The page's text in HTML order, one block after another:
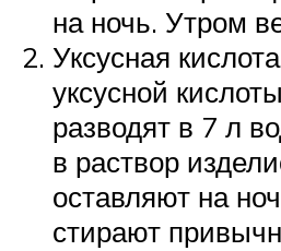
на ночь. Утром
Уксусная
уксусной
разводят в 7 л
в раствор
оставляют на
стирают